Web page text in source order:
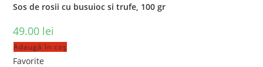
Sos de rosii cu busuioc si trufe, 100 gr
49.00 lei
Adaugă în coș
Favorite